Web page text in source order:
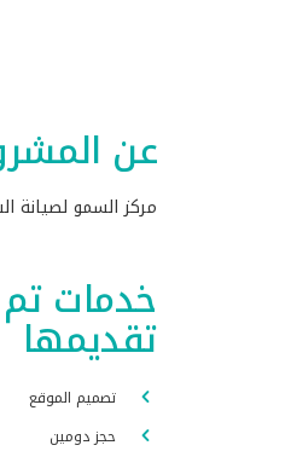
عن
مركز السمو لصيانة
خدمات تم
تقديمها
تصميم الموقع
حجز دومين